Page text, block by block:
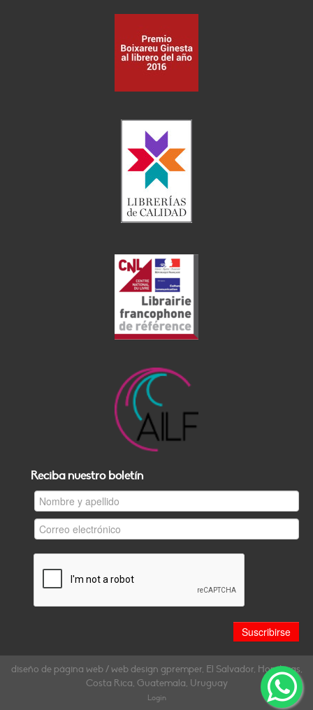
Reciba nuestro boletín
diseño de página web / web design gpremper, El Salvador, Honduras,
Costa Rica, Guatemala, Uruguay
Login